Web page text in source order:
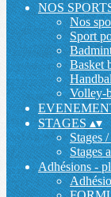
NOS
Nos
Sport
Basket
Volley-
STAGES▴▾
Stages
Stages
Adhésions -